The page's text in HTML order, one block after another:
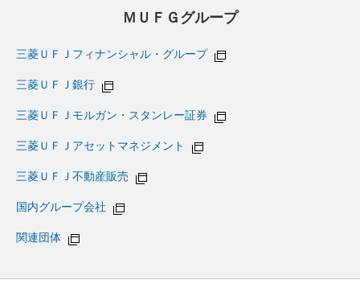
ＭＵＦＧグループ
三菱ＵＦＪフィナンシャル・グループ
三菱ＵＦＪ銀行
三菱ＵＦＪモルガン・スタンレー証券
三菱ＵＦＪアセットマネジメント
三菱ＵＦＪ不動産販売
国内グループ会社
関連団体